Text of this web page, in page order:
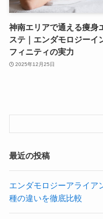
神南エリアで通える痩身
ステ｜エンダモロジーイ
フィニティの実力
2025年12月25日
最近の投稿
エンダモロジーアライア
種の違いを徹底比較